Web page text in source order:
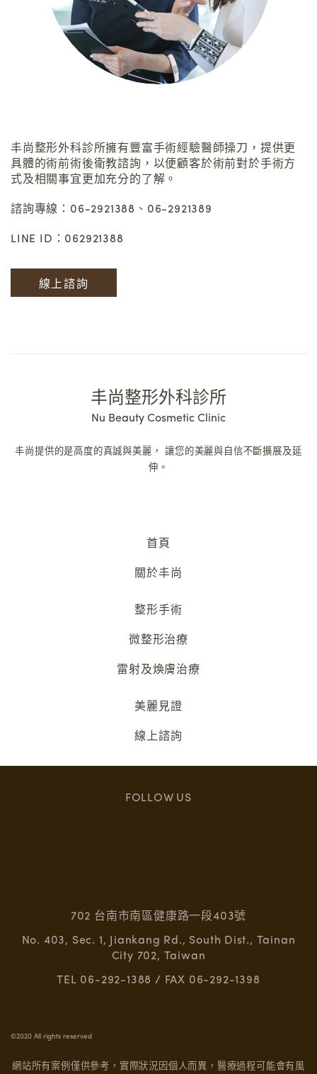
丰尚整形外科診所擁有豐富手術經驗醫師操刀，提供更
具體的術前術後衛教諮詢，以便顧客於術前對於手術方
式及相關事宜更加充分的了解。
諮詢專線：06-2921388、06-2921389
LINE ID：062921388
線上諮詢
丰尚整形外科診所
Nu Beauty Cosmetic Clinic
丰尚提供的是高度的真誠與美麗，
讓您的美麗與自信不斷擴展及延
伸。
首頁
關於丰尚
整形手術
微整形治療
雷射及煥膚治療
美麗見證
線上諮詢
FOLLOW US
702 台南市南區健康路一段403號
No. 403, Sec. 1, Jiankang Rd., South Dist., Tainan
City 702, Taiwan
TEL 06-292-1388 / FAX 06-292-1398
©2020 All rights reserved
網站所有案例僅供參考，實際狀況因個人而異，醫療過程可能會有風